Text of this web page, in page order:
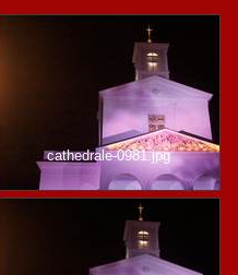
cathedrale-0981.jpg